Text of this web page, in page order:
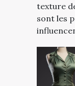
texture
sont les